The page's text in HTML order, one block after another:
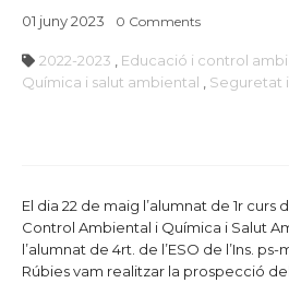
01 juny2023 0 Comments
2022-2023 , Educació i control
Química i salut ambiental , Seguretat
El dia 22 de maig l’alumnat de 1r curs
Control Ambiental i Química i Salut
l’alumnat de 4rt. de l’ESO de l’Ins. ps-
Rúbies vam realitzar la prospecció